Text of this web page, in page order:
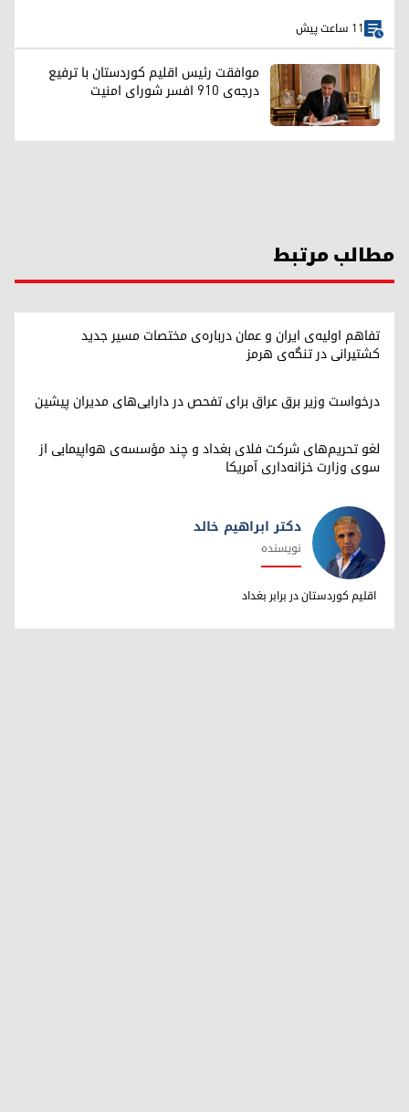
11 ساعت پیش
موافقت رئیس اقلیم کوردستان با ترفیع
درجه‌ی ۹۱۰ افسر شورای امنیت
مطالب مرتبط
تفاهم اولیه‌ی ایران و عمان درباره‌ی مختصات مسیر جدید
کشتیرانی در تنگه‌ی هرمز
درخواست وزیر برق عراق برای تفحص در دارایی‌های مدیران پیشین
لغو تحریم‌های شرکت فلای بغداد و چند مؤسسه‌ی هواپیمایی از
سوی وزارت خزانه‌داری آمریکا
دکتر ابراهیم خالد
دکتر ابراهیم خالد
نویسنده
اقلیم کوردستان در برابر بغداد